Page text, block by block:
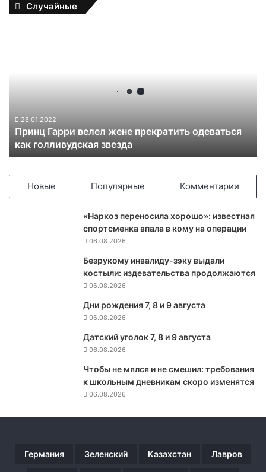
Случайные
в
е
28.01.2022
Принц Гарри велел жене прекратить одеваться
как голливудская звезда
Новые Популярные Комментарии
«Наркоз переносила хорошо»: известная
спортсменка впала в кому на операции
06.08.2026
Безрукому инвалиду-зэку выдали
костыли: издевательства продолжаются
06.08.2026
Дни рождения 7, 8 и 9 августа
06.08.2026
Датский уголок 7, 8 и 9 августа
06.08.2026
Чтобы не мялся и не смешил: требования
к школьным дневникам скоро изменятся
06.08.2026
Германия Зеленский Казахстан Лавров